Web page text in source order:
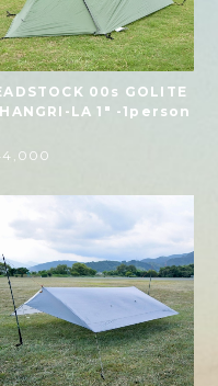
00s GOLITE
LA 1" -1person